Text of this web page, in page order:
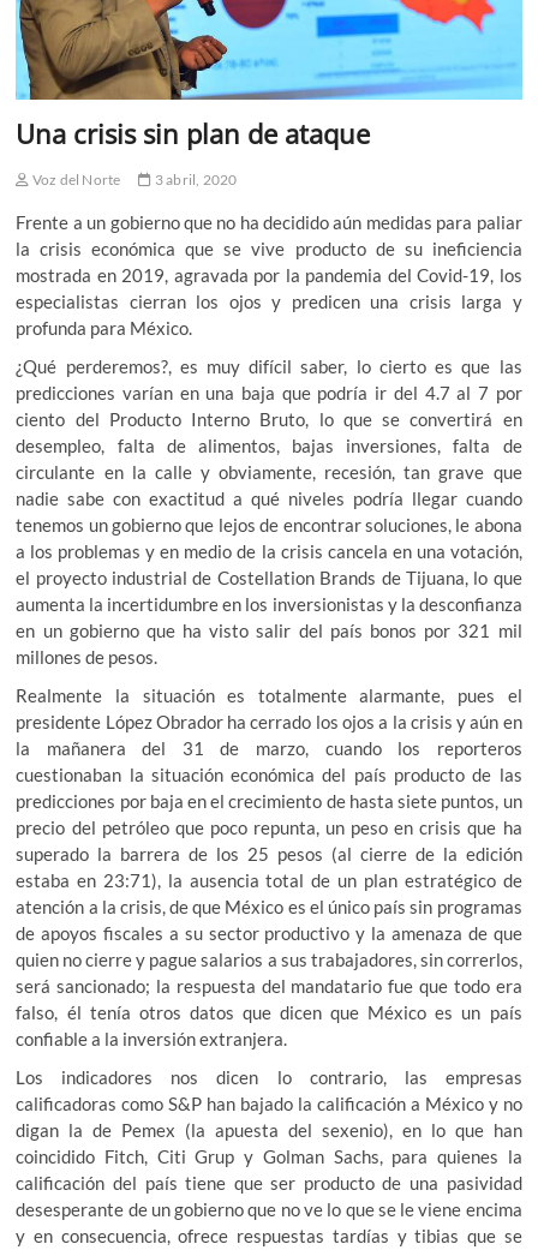
Una crisis sin plan de ataque
Voz del Norte 3 abril, 2020
Frente a un gobierno que no ha decidido aún medidas para paliar
la crisis económica que se vive producto de su ineficiencia
mostrada en 2019, agravada por la pandemia del Covid-19, los
especialistas cierran los ojos y predicen una crisis larga y
profunda para México.
¿Qué perderemos?, es muy difícil saber, lo cierto es que las
predicciones varían en una baja que podría ir del 4.7 al 7 por
ciento del Producto Interno Bruto, lo que se convertirá en
desempleo, falta de alimentos, bajas inversiones, falta de
circulante en la calle y obviamente, recesión, tan grave que
nadie sabe con exactitud a qué niveles podría llegar cuando
tenemos un gobierno que lejos de encontrar soluciones, le abona
a los problemas y en medio de la crisis cancela en una votación,
el proyecto industrial de Costellation Brands de Tijuana, lo que
aumenta la incertidumbre en los inversionistas y la desconfianza
en un gobierno que ha visto salir del país bonos por 321 mil
millones de pesos.
Realmente la situación es totalmente alarmante, pues el
presidente López Obrador ha cerrado los ojos a la crisis y aún en
la mañanera del 31 de marzo, cuando los reporteros
cuestionaban la situación económica del país producto de las
predicciones por baja en el crecimiento de hasta siete puntos, un
precio del petróleo que poco repunta, un peso en crisis que ha
superado la barrera de los 25 pesos (al cierre de la edición
estaba en 23:71), la ausencia total de un plan estratégico de
atención a la crisis, de que México es el único país sin programas
de apoyos fiscales a su sector productivo y la amenaza de que
quien no cierre y pague salarios a sus trabajadores, sin correrlos,
será sancionado; la respuesta del mandatario fue que todo era
falso, él tenía otros datos que dicen que México es un país
confiable a la inversión extranjera.
Los indicadores nos dicen lo contrario, las empresas
calificadoras como S&P han bajado la calificación a México y no
digan la de Pemex (la apuesta del sexenio), en lo que han
coincidido Fitch, Citi Grup y Golman Sachs, para quienes la
calificación del país tiene que ser producto de una pasividad
desesperante de un gobierno que no ve lo que se le viene encima
y en consecuencia, ofrece respuestas tardías y tibias que se